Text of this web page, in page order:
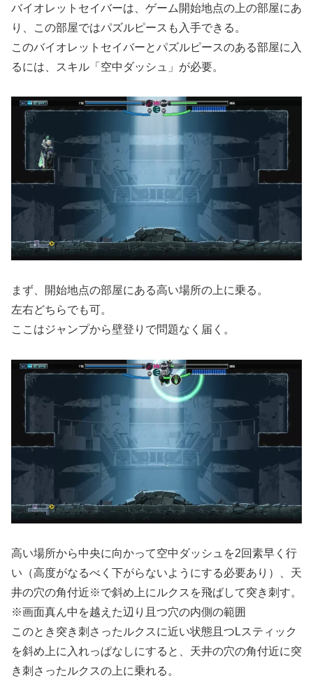
バイオレットセイバーは、ゲーム開始地点の上の部屋にあ
り、この部屋ではパズルピースも入手できる。
このバイオレットセイバーとパズルピースのある部屋に入
るには、スキル「空中ダッシュ」が必要。
まず、開始地点の部屋にある高い場所の上に乗る。
左右どちらでも可。
ここはジャンプから壁登りで問題なく届く。
高い場所から中央に向かって空中ダッシュを2回素早く行
い（高度がなるべく下がらないようにする必要あり）、天
井の穴の角付近※で斜め上にルクスを飛ばして突き刺す。
※画面真ん中を越えた辺り且つ穴の内側の範囲
このとき突き刺さったルクスに近い状態且つLスティック
を斜め上に入れっぱなしにすると、天井の穴の角付近に突
き刺さったルクスの上に乗れる。